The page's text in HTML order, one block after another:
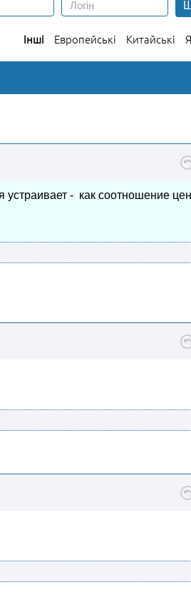
Інші Европейські Китайські
устраивает - как соотношение